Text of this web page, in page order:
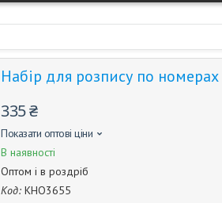
Набір для розпису по
335 ₴
Показати оптові ціни
В наявності
Оптом і в роздріб
Код: КНО3655